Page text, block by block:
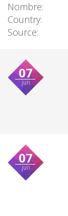
Nombre:
Country:
Source:
07
jun
07
jun